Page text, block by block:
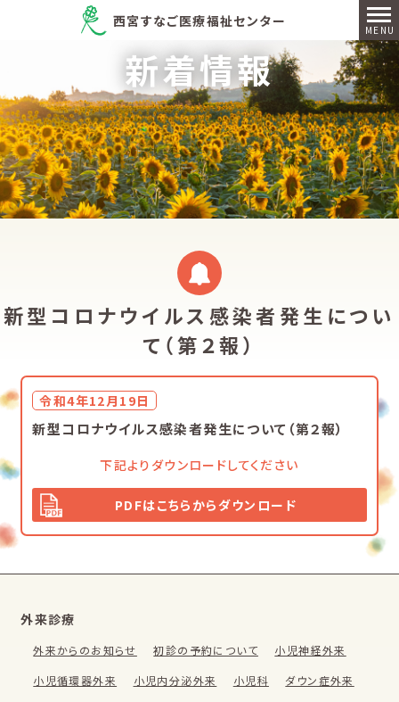
西宮すなご医療福祉センター
新着情報
新型コロナウイルス感染者発生につい
て（第２報）
令和4年12月19日
新型コロナウイルス感染者発生について（第２報）
下記よりダウンロードしてください
PDFはこちらからダウンロード
外来診療
外来からのお知らせ 初診の予約について 小児神経外来
小児循環器外来 小児内分泌外来 小児科 ダウン症外来